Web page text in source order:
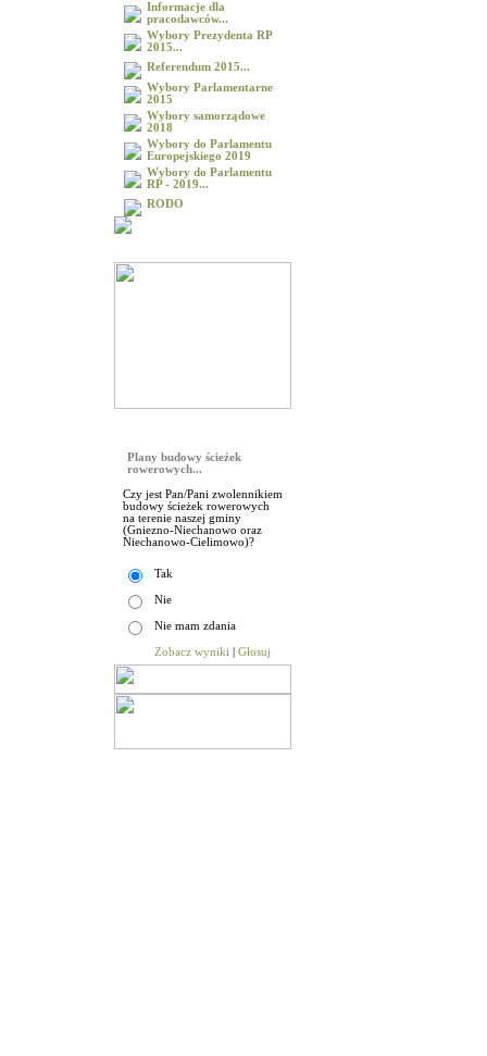
Informacje dla
pracodawców...
Wybory Prezydenta RP
2015...
Referendum 2015...
Wybory Parlamentarne
2015
Wybory samorządowe
2018
Wybory do Parlamentu
Europejskiego 2019
Wybory do Parlamentu
RP - 2019...
RODO
Plany budowy ścieżek
rowerowych...
Czy jest Pan/Pani zwolennikiem
budowy ścieżek rowerowych
na terenie naszej gminy
(Gniezno-Niechanowo oraz
Niechanowo-Cielimowo)?
Tak
Nie
Nie mam zdania
Zobacz wyniki Głosuj